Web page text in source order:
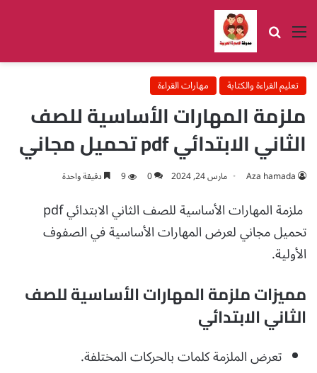
القائمة بحث عن
تعليم القراءة والكتابة مهارات القراءة
ملزمة المهارات الأساسية للصف
الثاني الابتدائي pdf تحميل مجاني
Aza hamada مارس 24, 2024 0
9 دقيقة واحدة
ملزمة المهارات الأساسية للصف الثاني الابتدائي pdf
تحميل مجاني لعرض المهارات الأساسية في الصفوف
الأولية.
مميزات ملزمة المهارات الأساسية للصف
الثاني الابتدائي
تعرض الملزمة كلمات بالحركات المختلفة.